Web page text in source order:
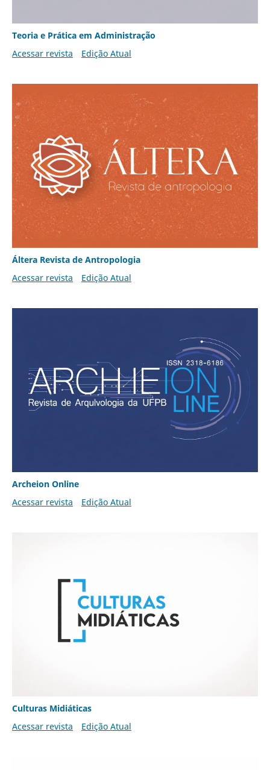
Teoria e Prática em Administração
Acessar revista
Edição Atual
Áltera Revista de Antropologia
Acessar revista
Edição Atual
Archeion Online
Acessar revista
Edição Atual
Culturas Midiáticas
Acessar revista
Edição Atual